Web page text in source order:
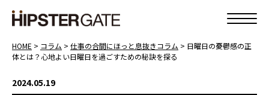
HOME > コラム > 仕事の合間にほっと息抜きコラム > 日曜日の憂鬱感の正
体とは？心地よい日曜日を過ごすための秘訣を探る
2024.05.19